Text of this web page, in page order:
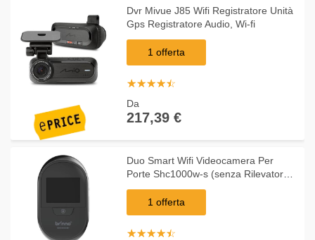
Dvr Mivue J85 Wifi Registratore Unità
Gps Registratore Audio, Wi-fi
1 offerta
☆☆☆☆☆
★★★★★
Da
217,39 €
Duo Smart Wifi Videocamera Per
Porte Shc1000w-s (senza Rilevatore
Di Movimento)
1 offerta
☆☆☆☆☆
★★★★★